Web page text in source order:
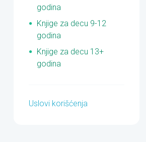
godina
Knjige za decu 9-12
godina
Knjige za decu 13+
godina
Uslovi korišćenja